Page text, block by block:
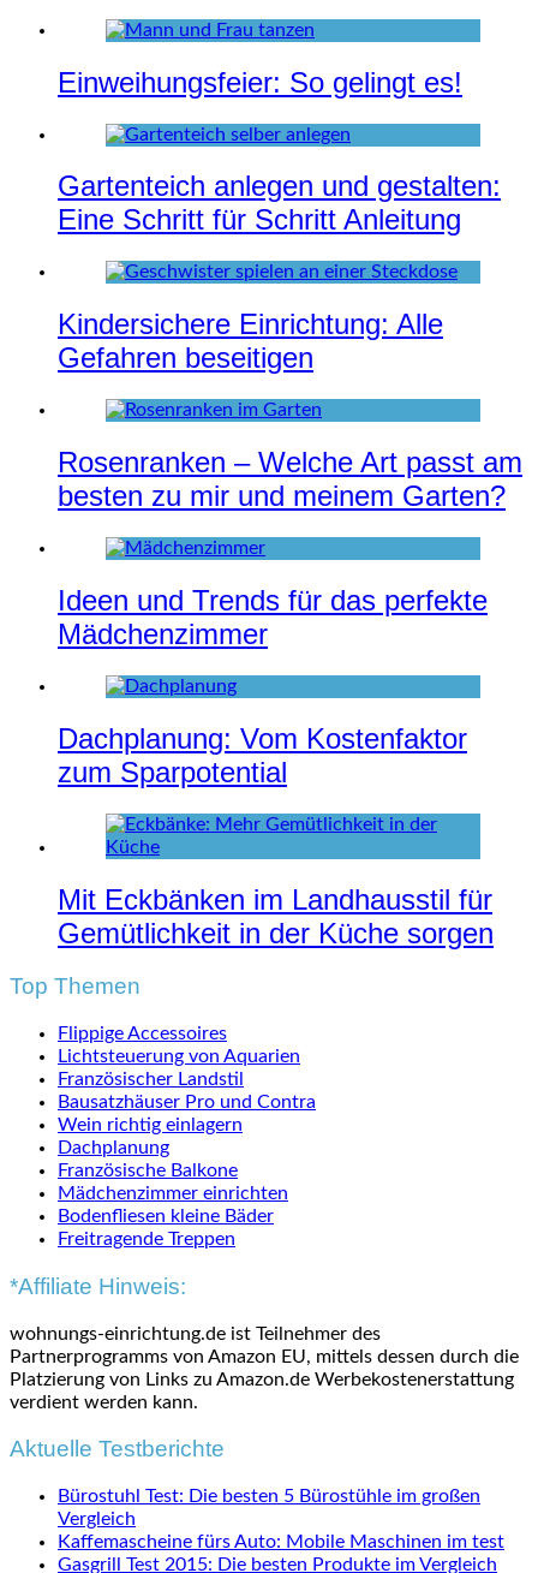
Einweihungsfeier: So gelingt es!
Gartenteich anlegen und gestalten:
Eine Schritt für Schritt Anleitung
Kindersichere Einrichtung: Alle
Gefahren beseitigen
Rosenranken – Welche Art passt am
besten zu mir und meinem Garten?
Ideen und Trends für das perfekte
Mädchenzimmer
Dachplanung: Vom Kostenfaktor
zum Sparpotential
Mit Eckbänken im Landhausstil für
Gemütlichkeit in der Küche sorgen
Top Themen
Flippige Accessoires
Lichtsteuerung von Aquarien
Französischer Landstil
Bausatzhäuser Pro und Contra
Wein richtig einlagern
Dachplanung
Französische Balkone
Mädchenzimmer einrichten
Bodenfliesen kleine Bäder
Freitragende Treppen
*Affiliate Hinweis:
wohnungs-einrichtung.de ist Teilnehmer des
Partnerprogramms von Amazon EU, mittels dessen durch die
Platzierung von Links zu Amazon.de Werbekostenerstattung
verdient werden kann.
Aktuelle Testberichte
Bürostuhl Test: Die besten 5 Bürostühle im großen
Vergleich
Kaffemascheine fürs Auto: Mobile Maschinen im test
Gasgrill Test 2015: Die besten Produkte im Vergleich